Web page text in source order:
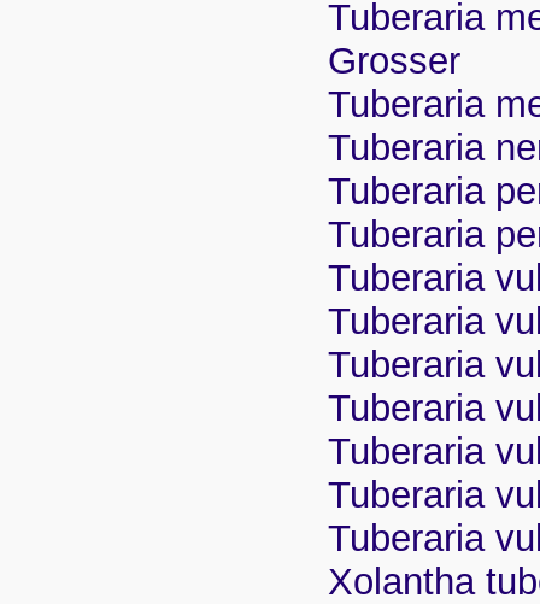
Tuberaria
Grosser
Tuberaria
Tuberaria
Tuberaria
Tuberaria
Tuberaria
Tuberaria
Tuberaria
Tuberaria
Tuberaria
Tuberaria
Tuberaria
Xolantha